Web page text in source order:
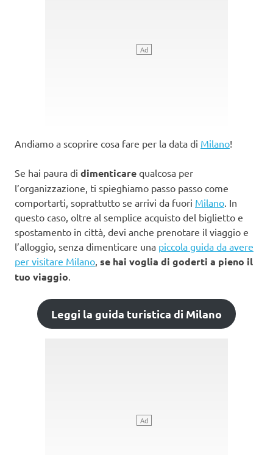
Andiamo a scoprire cosa fare per la data di Milano!
Se hai paura di dimenticare qualcosa per
l’organizzazione, ti spieghiamo passo passo come
comportarti, soprattutto se arrivi da fuori Milano . In
questo caso, oltre al semplice acquisto del biglietto e
spostamento in città, devi anche prenotare il viaggio e
l’alloggio, senza dimenticare una piccola guida da avere
per visitare Milano se hai voglia di goderti a pieno il
tuo viaggio
Leggi la guida turistica di Milano